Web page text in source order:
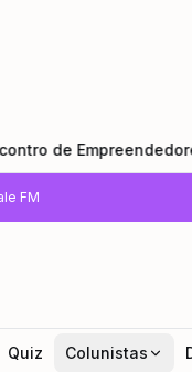
de Empreendedores –
FM
Quiz Colunistas